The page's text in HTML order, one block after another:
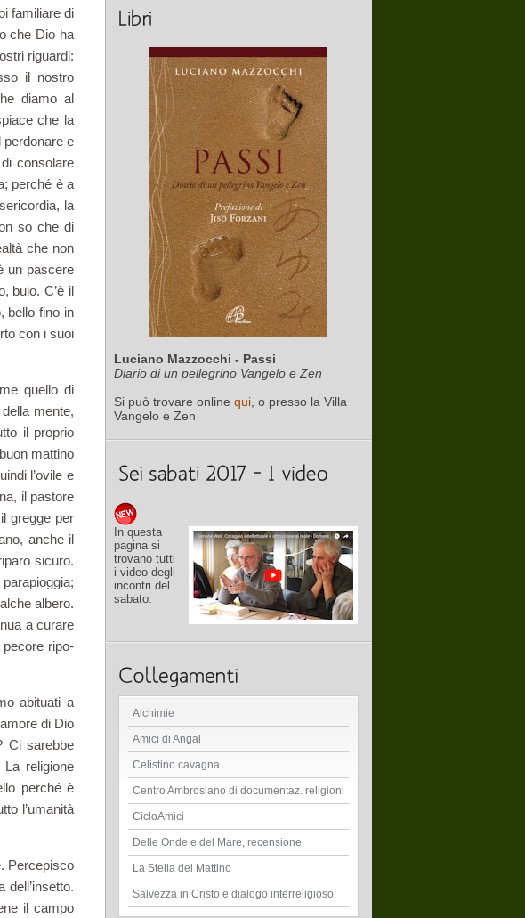
familiare di
che Dio ha
riguardi:
il nostro
diamo al
che la
e
consolare
perché è a
la
so che di
che non
un pascere
buio. C’è il
bello fino in
con i suoi
quello di
mente,
il proprio
mattino
l’ovile e
il pastore
gregge per
anche il
sicuro.
al­bero.
a curare
pecore ripo­
abituati a
di Dio
Ci sarebbe
religione
perché è
l’umanità
Percepisco
dell’insetto.
il campo
Luciano Mazzocchi - Passi
Diario di un pellegrino Vangelo e Zen
Si può trovare online qui , o presso la Villa
Vangelo e Zen
In questa
pagina si
trovano tutti
i video degli
incontri del
sabato.
Alchimie
Amici di Angal
Celistino cavagna.
Centro Ambrosiano di documentaz. religioni
CicloAmici
Delle Onde e del Mare, recensione
La Stella del Mattino
Salvezza in Cristo e dialogo interreligioso